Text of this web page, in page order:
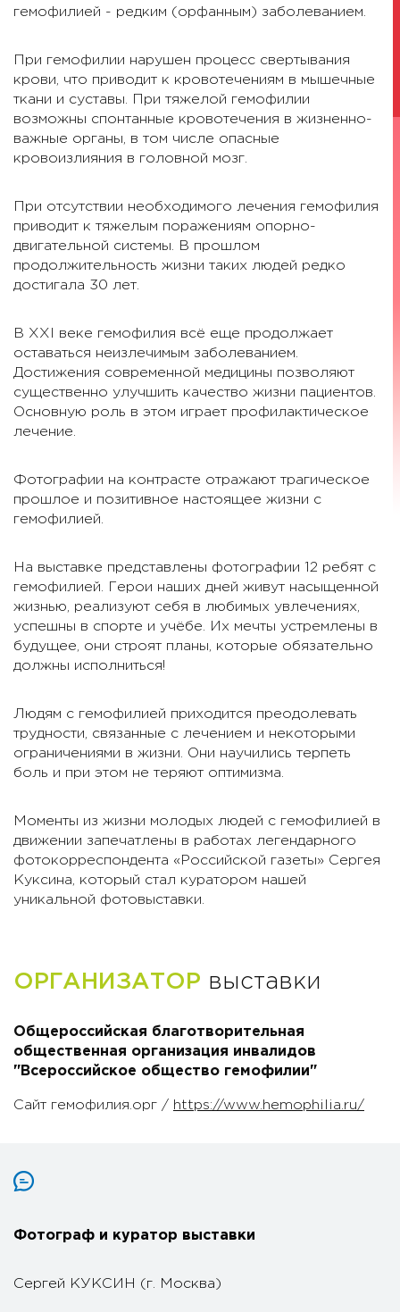
гемофилией - редким (орфанным) заболеванием.
При гемофилии нарушен процесс свертывания
крови, что приводит к кровотечениям в мышечные
ткани и суставы. При тяжелой гемофилии
возможны спонтанные кровотечения в жизненно-
важные органы, в том числе опасные
кровоизлияния в головной мозг.
При отсутствии необходимого лечения гемофилия
приводит к тяжелым поражениям опорно-
двигательной системы. В прошлом
продолжительность жизни таких людей редко
достигала 30 лет.
В XXI веке гемофилия всё еще продолжает
оставаться неизлечимым заболеванием.
Достижения современной медицины позволяют
существенно улучшить качество жизни пациентов.
Основную роль в этом играет профилактическое
лечение.
Фотографии на контрасте отражают трагическое
прошлое и позитивное настоящее жизни с
гемофилией.
На выставке представлены фотографии 12 ребят с
гемофилией. Герои наших дней живут насыщенной
жизнью, реализуют себя в любимых увлечениях,
успешны в спорте и учёбе. Их мечты устремлены в
будущее, они строят планы, которые обязательно
должны исполниться!
Людям с гемофилией приходится преодолевать
трудности, связанные с лечением и некоторыми
ограничениями в жизни. Они научились терпеть
боль и при этом не теряют оптимизма.
Моменты из жизни молодых людей с гемофилией в
движении запечатлены в работах легендарного
фотокорреспондента «Российской газеты» Сергея
Куксина, который стал куратором нашей
уникальной фотовыставки.
ОРГАНИЗАТОР выставки
Общероссийская благотворительная
общественная организация инвалидов
"Всероссийское общество гемофилии"
Сайт гемофилия.орг / https://www.hemophilia.ru/
Фотограф и куратор выставки
Сергей КУКСИН (г. Москва)